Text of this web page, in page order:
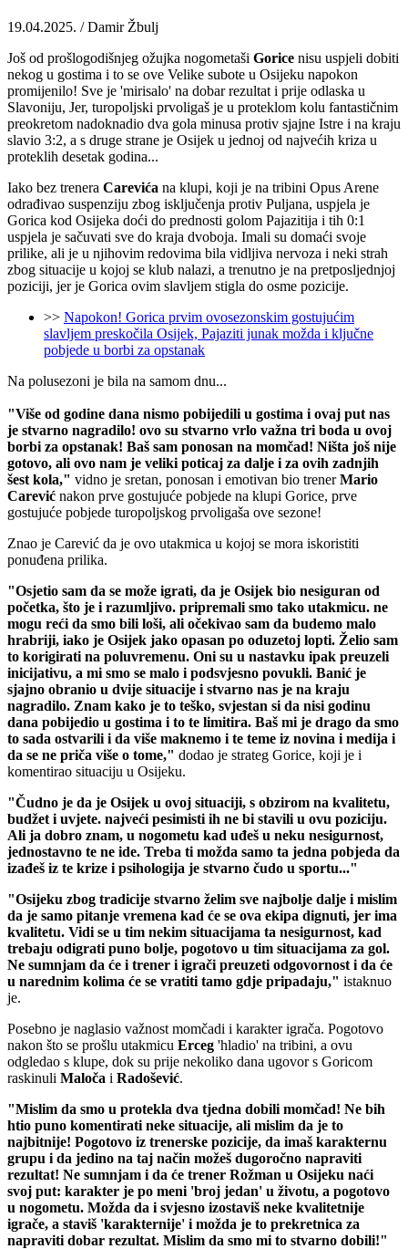
19.04.2025. / Damir Žbulj
Još od prošlogodišnjeg ožujka nogometaši Gorice nisu uspjeli dobiti
nekog u gostima i to se ove Velike subote u Osijeku napokon
promijenilo! Sve je 'mirisalo' na dobar rezultat i prije odlaska u
Slavoniju, Jer, turopoljski prvoligaš je u proteklom kolu fantastičnim
preokretom nadoknadio dva gola minusa protiv sjajne Istre i na kraju
slavio 3:2, a s druge strane je Osijek u jednoj od najvećih kriza u
proteklih desetak godina...
Iako bez trenera Carevića na klupi, koji je na tribini Opus Arene
odrađivao suspenziju zbog isključenja protiv Puljana, uspjela je
Gorica kod Osijeka doći do prednosti golom Pajazitija i tih 0:1
uspjela je sačuvati sve do kraja dvoboja. Imali su domaći svoje
prilike, ali je u njihovim redovima bila vidljiva nervoza i neki strah
zbog situacije u kojoj se klub nalazi, a trenutno je na pretposljednjoj
poziciji, jer je Gorica ovim slavljem stigla do osme pozicije.
>> Napokon! Gorica prvim ovosezonskim gostujućim
slavljem preskočila Osijek, Pajaziti junak možda i ključne
pobjede u borbi za opstanak
Na polusezoni je bila na samom dnu...
"Više od godine dana nismo pobijedili u gostima i ovaj put nas
je stvarno nagradilo! ovo su stvarno vrlo važna tri boda u ovoj
borbi za opstanak! Baš sam ponosan na momčad! Ništa još nije
gotovo, ali ovo nam je veliki poticaj za dalje i za ovih zadnjih
šest kola," vidno je sretan, ponosan i emotivan bio trenerMario
Carević nakon prve gostujuće pobjede na klupi Gorice, prve
gostujuće pobjede turopoljskog prvoligaša ove sezone!
Znao je Carević da je ovo utakmica u kojoj se mora iskoristiti
ponuđena prilika.
"Osjetio sam da se može igrati, da je Osijek bio nesiguran od
početka, što je i razumljivo. pripremali smo tako utakmicu. ne
mogu reći da smo bili loši, ali očekivao sam da budemo malo
hrabriji, iako je Osijek jako opasan po oduzetoj lopti. Želio sam
to korigirati na poluvremenu. Oni su u nastavku ipak preuzeli
inicijativu, a mi smo se malo i podsvjesno povukli. Banić je
sjajno obranio u dvije situacije i stvarno nas je na kraju
nagradilo. Znam kako je to teško, svjestan si da nisi godinu
dana pobijedio u gostima i to te limitira. Baš mi je drago da smo
to sada ostvarili i da više maknemo i te teme iz novina i medija i
da se ne priča više o tome," dodao je strateg Gorice, koji je i
komentirao situaciju u Osijeku.
"Čudno je da je Osijek u ovoj situaciji, s obzirom na kvalitetu,
budžet i uvjete. najveći pesimisti ih ne bi stavili u ovu poziciju.
Ali ja dobro znam, u nogometu kad uđeš u neku nesigurnost,
jednostavno te ne ide. Treba ti možda samo ta jedna pobjeda da
izađeš iz te krize i psihologija je stvarno čudo u sportu..."
"Osijeku zbog tradicije stvarno želim sve najbolje dalje i mislim
da je samo pitanje vremena kad će se ova ekipa dignuti, jer ima
kvalitetu. Vidi se u tim nekim situacijama ta nesigurnost, kad
trebaju odigrati puno bolje, pogotovo u tim situacijama za gol.
Ne sumnjam da će i trener i igrači preuzeti odgovornost i da će
u narednim kolima će se vratiti tamo gdje pripadaju," istaknuo
je.
Posebno je naglasio važnost momčadi i karakter igrača. Pogotovo
nakon što se prošlu utakmicu Erceg 'hladio' na tribini, a ovu
odgledao s klupe, dok su prije nekoliko dana ugovor s Goricom
raskinuli Maloča i Radošević.
"Mislim da smo u protekla dva tjedna dobili momčad! Ne bih
htio puno komentirati neke situacije, ali mislim da je to
najbitnije! Pogotovo iz trenerske pozicije, da imaš karakternu
grupu i da jedino na taj način možeš dugoročno napraviti
rezultat! Ne sumnjam i da će trener Rožman u Osijeku naći
svoj put: karakter je po meni 'broj jedan' u životu, a pogotovo
u nogometu. Možda da i svjesno izostaviš neke kvalitetnije
igrače, a staviš 'karakternije' i možda je to prekretnica za
napraviti dobar rezultat. Mislim da smo mi to stvarno dobili!"